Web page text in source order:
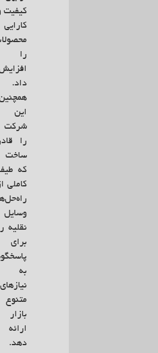
کیفیت
کارایی
را
داد.
این
شرکت
را قادر
ساخت
که
کاملی از
وسایل
نقلیه
برای
به
نیازهای
متنوع
بازار
ارائه
دهد.